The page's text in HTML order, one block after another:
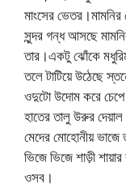
মাংসের
সুন্দর গন্ধ আসছে
তার।একটু ঝোঁকে
তলে টাটিয়ে উঠেছে
ওদুটো উদোম করে
হাতের তালু উরুর
মেদের মোহোনীয়
ভিজে ভিজে শাড়ী
ওসব।